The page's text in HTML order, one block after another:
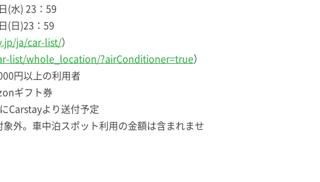
(水) 23：59
(日)23：59
ja/car-list/）
list/whole_location/?airConditioner=true）
円以上の利用者
ギフト券
Carstayより送付予定
外。車中泊スポット利用の金額は含まれませ